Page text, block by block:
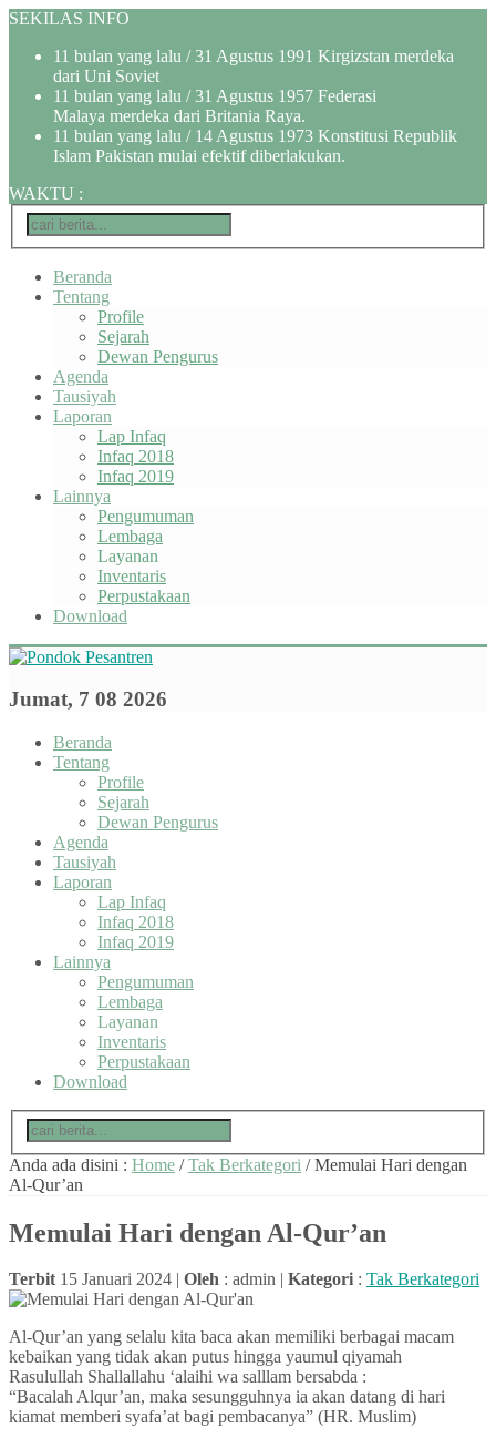
SEKILAS INFO
11 bulan yang lalu / 31 Agustus 1991 Kirgizstan merdeka
dari Uni Soviet
11 bulan yang lalu / 31 Agustus 1957 Federasi
Malaya merdeka dari Britania Raya.
11 bulan yang lalu / 14 Agustus 1973 Konstitusi Republik
Islam Pakistan mulai efektif diberlakukan.
WAKTU :
Beranda
Tentang
Profile
Sejarah
Dewan Pengurus
Agenda
Tausiyah
Laporan
Lap Infaq
Infaq 2018
Infaq 2019
Lainnya
Pengumuman
Lembaga
Layanan
Inventaris
Perpustakaan
Download
Jumat, 7 08 2026
Beranda
Tentang
Profile
Sejarah
Dewan Pengurus
Agenda
Tausiyah
Laporan
Lap Infaq
Infaq 2018
Infaq 2019
Lainnya
Pengumuman
Lembaga
Layanan
Inventaris
Perpustakaan
Download
Anda ada disini : Home /Tak Berkategori /Memulai Hari dengan
Al-Qur’an
Memulai Hari dengan Al-Qur’an
Terbit 15 Januari 2024 | Oleh : admin | Kategori : Tak Berkategori
Al-Qur’an yang selalu kita baca akan memiliki berbagai macam
kebaikan yang tidak akan putus hingga yaumul qiyamah
Rasulullah Shallallahu ‘alaihi wa salllam bersabda :
“Bacalah Alqur’an, maka sesungguhnya ia akan datang di hari
kiamat memberi syafa’at bagi pembacanya” (HR. Muslim)